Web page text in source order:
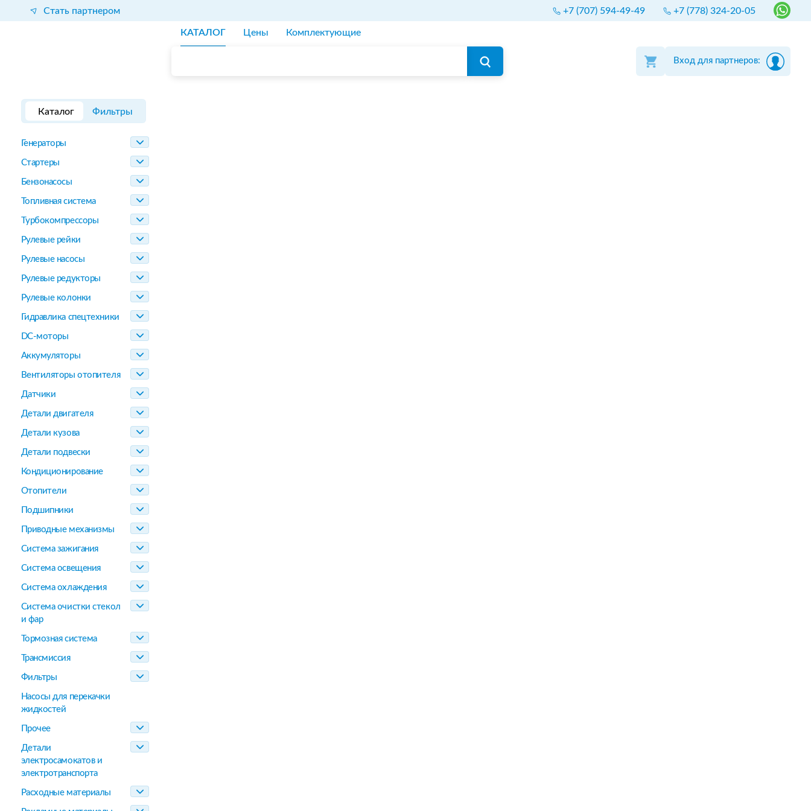
Стать партнером +7 (707) 594-49-49 +7 (778) 324-20-05
КАТАЛОГ Цены Комплектующие
Вход для партнеров:
Каталог Фильтры
Генераторы
Стартеры
Бензонасосы
Топливная система
Турбокомпрессоры
Рулевые рейки
Рулевые насосы
Рулевые редукторы
Рулевые колонки
Гидравлика спецтехники
DC-моторы
Аккумуляторы
Вентиляторы отопителя
Датчики
Детали двигателя
Детали кузова
Детали подвески
Кондиционирование
Отопители
Подшипники
Приводные механизмы
Система зажигания
Система освещения
Система охлаждения
Система очистки стекол
и фар
Тормозная система
Трансмиссия
Фильтры
Насосы для перекачки
жидкостей
Прочее
Детали
электросамокатов и
электротранспорта
Расходные материалы